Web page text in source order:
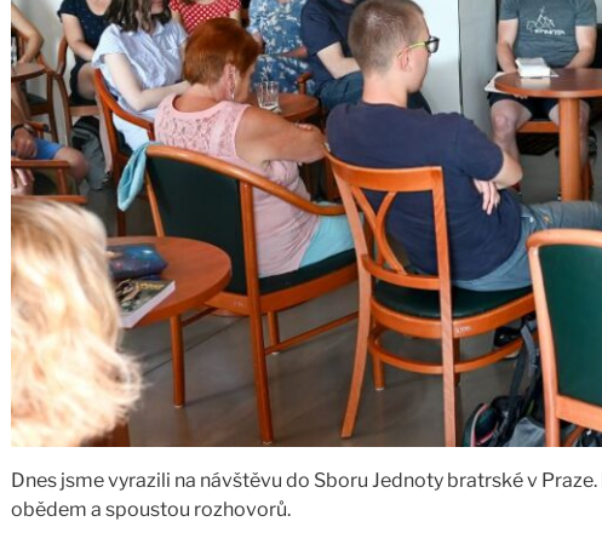
Dnes jsme vyrazili na návštěvu do Sboru Jednoty bratrské v
obědem a spoustou rozhovorů.